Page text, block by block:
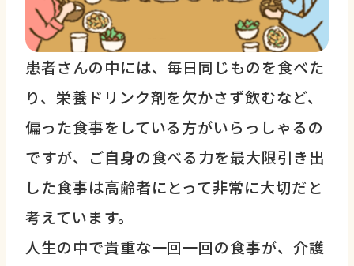
患者さんの中には、毎日同じものを食べた
り、栄養ドリンク剤を欠かさず飲むなど、
偏った食事をしている方がいらっしゃるの
ですが、ご自身の食べる力を最大限引き出
した食事は高齢者にとって非常に大切だと
考えています。
人生の中で貴重な一回一回の食事が、介護